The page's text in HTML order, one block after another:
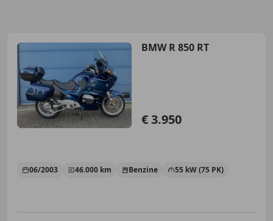
BMW R 850 RT
€ 3.950
06/2003 46.000 km Benzine 55 kW (75 PK)